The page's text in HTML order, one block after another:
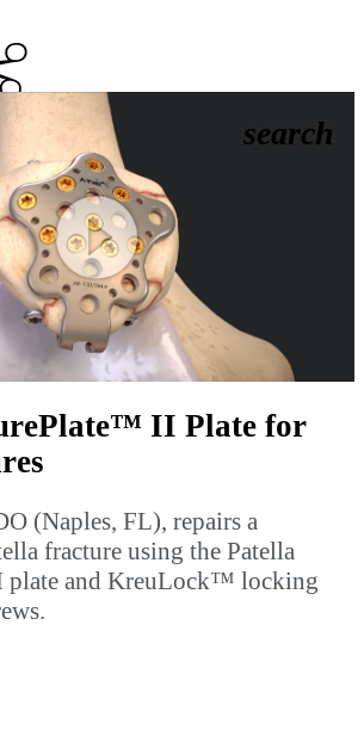
search
Play
Video
II Plate for
(Naples, FL), repairs a
fracture using the Patella
plate and KreuLock™ locking
del producto